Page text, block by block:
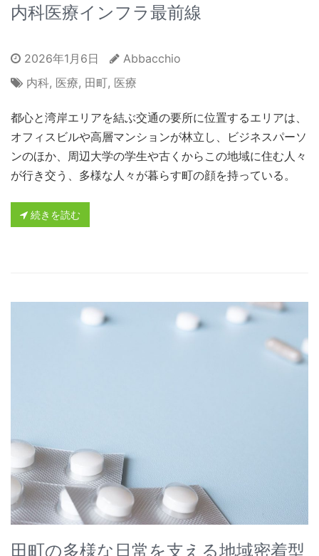
内科医療インフラ最前線
2026年1月6日
Abbacchio
内科, 医療, 田町, 医療
都心と湾岸エリアを結ぶ交通の要所に位置するエリアは、
オフィスビルや高層マンションが林立し、ビジネスパーソ
ンのほか、周辺大学の学生や古くからこの地域に住む人々
が行き交う、多様な人々が暮らす町の顔を持っている。
続きを読む
田町の多様な日常を支える地域密着型